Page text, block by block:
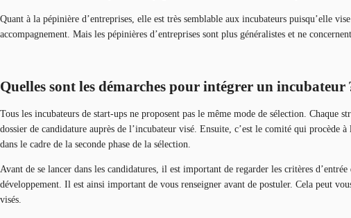
Quant à la pépinière d’entreprises, elle est très semblable aux incubateurs puisqu’elle
accompagnement. Mais les pépinières d’entreprises sont plus généralistes et ne
Quelles sont les démarches pour intégrer un incubateur
Tous les incubateurs de start-ups ne proposent pas le même mode de sélection. Chaque
dossier de candidature auprès de l’incubateur visé. Ensuite, c’est le comité qui procède
dans le cadre de la seconde phase de la sélection.
Avant de se lancer dans les candidatures, il est important de regarder les critères
développement. Il est ainsi important de vous renseigner avant de postuler. Cela peut
visés.